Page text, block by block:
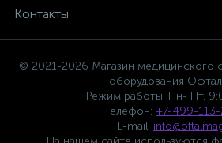
Контакты
© 2021-2026 Магазин медицинского
оборудования
Режим работы: Пн- Пт.
Телефон: +7-499-
E-mail: